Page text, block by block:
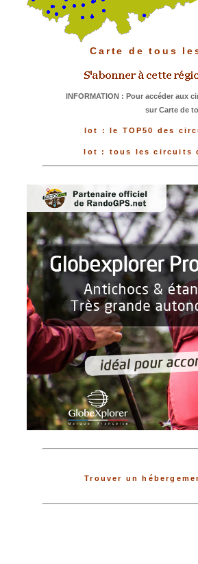
Carte de tous
INFORMATION : Pour accéder aux
sur Carte de
lot : le TOP50 des
lot : tous les circuits
Trouver un